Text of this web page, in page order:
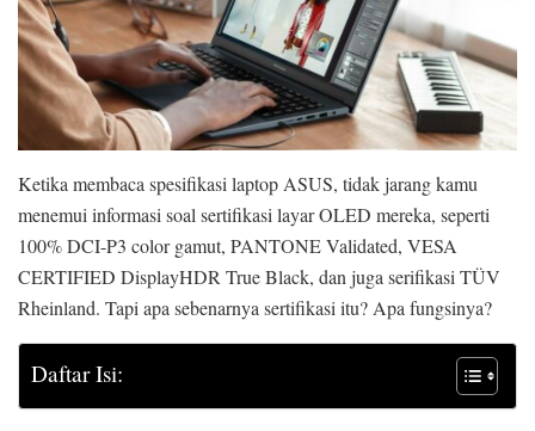
Ketika membaca spesifikasi laptop ASUS, tidak jarang kamu
menemui informasi soal sertifikasi layar OLED mereka, seperti
100% DCI-P3 color gamut, PANTONE Validated, VESA
CERTIFIED DisplayHDR True Black, dan juga serifikasi TÜV
Rheinland. Tapi apa sebenarnya sertifikasi itu? Apa fungsinya?
Daftar Isi: